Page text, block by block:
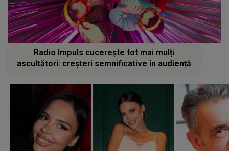
Radio Impuls cucerește tot mai mulți
ascultători: creșteri semnificative în audiență